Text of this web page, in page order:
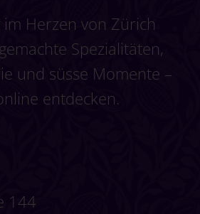
Herzen von Zürich
Spezialitäten,
und süsse Momente –
entdecken.
144